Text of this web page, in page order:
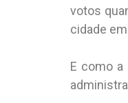
votos
cidade
E como a